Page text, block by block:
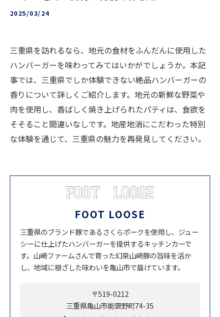
2025/03/24
三重県を訪れるなら、地元の食材をふんだんに使用した
ハンバーガーを味わってみてはいかがでしょうか。本記
事では、三重県でしか体験できない絶品ハンバーガーの
香りについて詳しくご紹介します。地元の新鮮な野菜や
肉を使用し、香ばしく焼き上げられたパティは、食欲を
そそること間違いなしです。地産地消にこだわった特別
な体験を通じて、三重県の魅力を再発見してください。
FOOT LOOSE
三重県のブランド豚であるさくらポークを使用し、ジュー
シーに仕上げたハンバーガーを提供するキッチンカーで
す。山崎ファームさんで育った幻泉山﨑豚の旨味を活か
し、地域に根ざした味わいを亀山市で届けています。
〒519-0212
三重県亀山市能褒野町74-35